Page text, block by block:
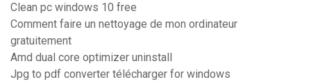
Clean pc windows 10 free
Comment faire un nettoyage de mon ordinateur
gratuitement
Amd dual core optimizer uninstall
Jpg to pdf converter télécharger for windows